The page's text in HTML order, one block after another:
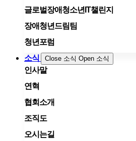
글로벌장애청소년IT챌린지
장애청년드림팀
청년포럼
소식
Close 소식 Open 소식
인사말
연혁
협회소개
조직도
오시는길